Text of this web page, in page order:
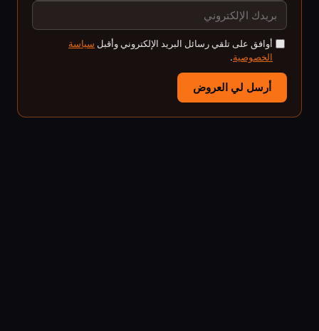
أوافق على تلقي رسائل البريد الإلكتروني وأقبل سياسة
الخصوصية.
أرسل لي العروض